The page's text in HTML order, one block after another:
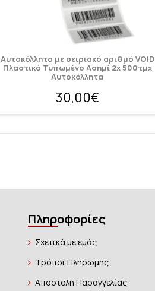
Αυτοκόλλητο με σειριακό αριθμό VOID
Πλαστικό Τυπωμένο Ασημί 2x 500τμχ
Αυτοκόλλητα
30,00€
Πληροφορίες
Σχετικά με εμάς
Τρόποι Πληρωμής
Αποστολή Παραγγελίας